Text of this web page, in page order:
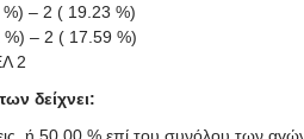
– 2 ( 19.23 %)
– 2 ( 17.59 %)
2
δείχνει:
ή 50.00 % επί του συνόλου των